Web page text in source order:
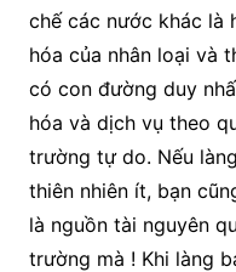
chế các nước khác là
hóa của nhân loại và
có con đường duy
hóa và dịch vụ theo
trường tự do. Nếu
thiên nhiên ít, bạn
là nguồn tài nguyên
trường mà ! Khi làng